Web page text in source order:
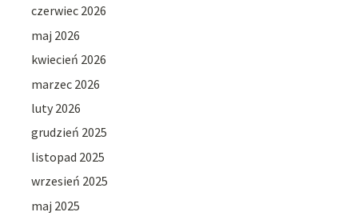
czerwiec 2026
maj 2026
kwiecień 2026
marzec 2026
luty 2026
grudzień 2025
listopad 2025
wrzesień 2025
maj 2025